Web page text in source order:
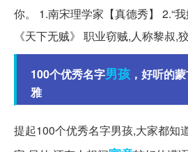
你。 1.南宋理学家【真德秀】 2.“
《天下无贼》 职业窃贼,人称黎叔,
100个优秀名字男孩 ，好听的
雅
提起100个优秀名字男孩,大家都知